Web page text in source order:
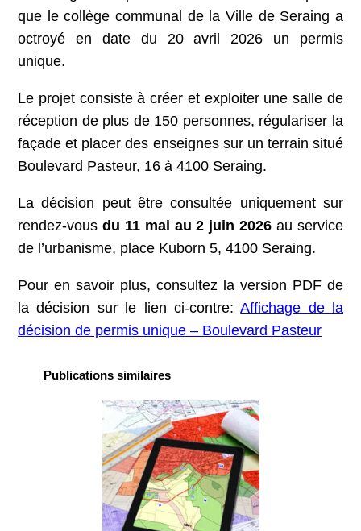
que le collège communal de la Ville de Seraing a
octroyé en date du 20 avril 2026 un permis
unique.
Le projet consiste à créer et exploiter une salle de
réception de plus de 150 personnes, régulariser la
façade et placer des enseignes sur un terrain situé
Boulevard Pasteur, 16 à 4100 Seraing.
La décision peut être consultée uniquement sur
rendez-vous du 11 mai au 2 juin 2026 au service
de l’urbanisme, place Kuborn 5, 4100 Seraing.
Pour en savoir plus, consultez la version PDF de
la décision sur le lien ci-contre:Affichage de la
décision de permis unique – Boulevard Pasteur
Publications similaires